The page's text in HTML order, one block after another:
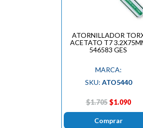
ATORNILLADOR
ACETATO T7
546583 GES
MARCA:
SKU: ATO5440
$1.705 $1.090
Comprar